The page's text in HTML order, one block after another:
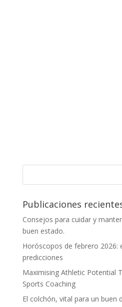
Publicaciones
Consejos para cuidar y
buen estado.
Horóscopos de febrero 2026:
predicciones
Maximising Athletic Potential
Sports Coaching
El colchón, vital para un buen